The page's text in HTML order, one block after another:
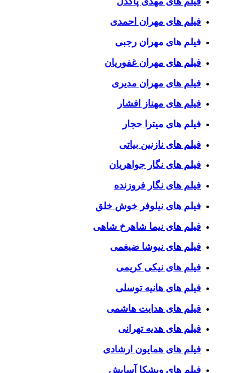
فیلم های مهران احمدی
فیلم های مهران رجبی
فیلم های مهران غفوریان
فیلم های مهران مدیری
فیلم های مهناز افشار
فیلم های میترا حجار
فیلم های نازنین بیاتی
فیلم های نگار جواهریان
فیلم های نگار فروزنده
فیلم های نیلوفر خوش خلق
فیلم های نیما شاهرخ شاهی
فیلم های نیوشا ضیغمی
فیلم های نیکی کریمی
فیلم های هانیه توسلی
فیلم های هدایت هاشمی
فیلم های هدیه تهرانی
فیلم های همایون ارشادی
فیلم های ویشکا آسایش